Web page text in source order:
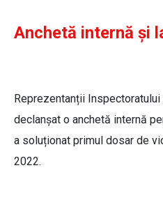
Anchetă internă și
Reprezentanții
declanșat o anchetă internă
a soluționat primul dosar de
2022.